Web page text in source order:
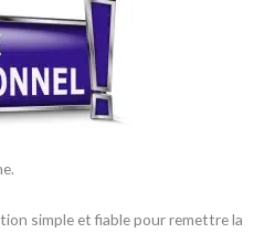
simple et fiable pour remettre la